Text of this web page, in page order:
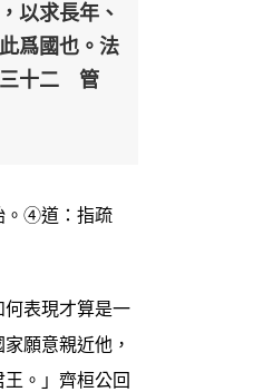
以求長年、
爲國也。法
三十二 管
。④道：指疏
何表現才算是一
願意親近他，
。」齊桓公回